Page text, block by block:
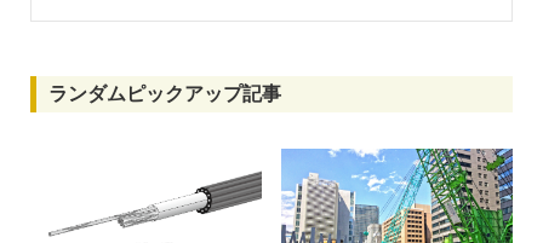
ランダムピックアップ記事